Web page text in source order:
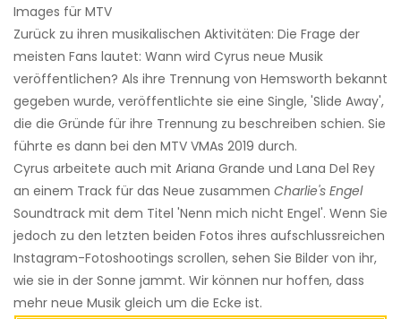
Images für MTV
Zurück zu ihren musikalischen Aktivitäten: Die Frage der
meisten Fans lautet: Wann wird Cyrus neue Musik
veröffentlichen? Als ihre Trennung von Hemsworth bekannt
gegeben wurde, veröffentlichte sie eine Single, 'Slide Away',
die die Gründe für ihre Trennung zu beschreiben schien. Sie
führte es dann bei den MTV VMAs 2019 durch.
Cyrus arbeitete auch mit Ariana Grande und Lana Del Rey
an einem Track für das Neue zusammen Charlie's Engel
Soundtrack mit dem Titel 'Nenn mich nicht Engel'. Wenn Sie
jedoch zu den letzten beiden Fotos ihres aufschlussreichen
Instagram-Fotoshootings scrollen, sehen Sie Bilder von ihr,
wie sie in der Sonne jammt. Wir können nur hoffen, dass
mehr neue Musik gleich um die Ecke ist.